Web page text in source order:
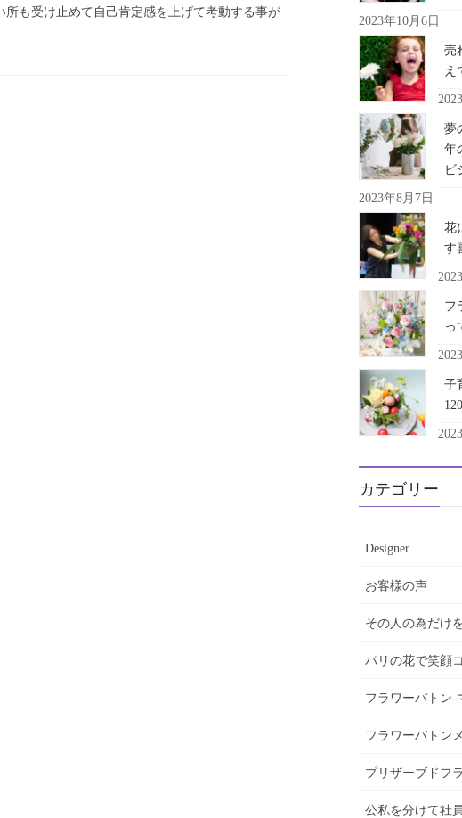
も受け止めて自己肯定感を上げて考動する事が
2023年10月6日
売
え
夢
年
ビ
2023年8月7日
花
す
フ
っ
子
カテゴリー
Designer
お客様の声
その人の為だけ
パリの花で笑顔
フラワーバトン-
フラワーバトン
プリザーブドフ
公私を分けて社